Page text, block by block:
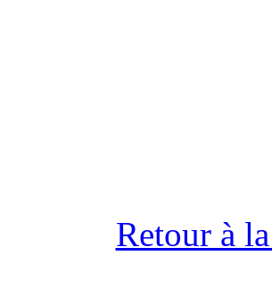
Retour à